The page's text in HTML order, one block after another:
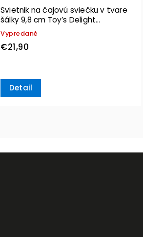
Svietnik na čajovú sviečku v tvare
šálky 9,8 cm Toy’s Delight
Decoration – Villeroy & Boch
Vypredané
€21,90
Detail